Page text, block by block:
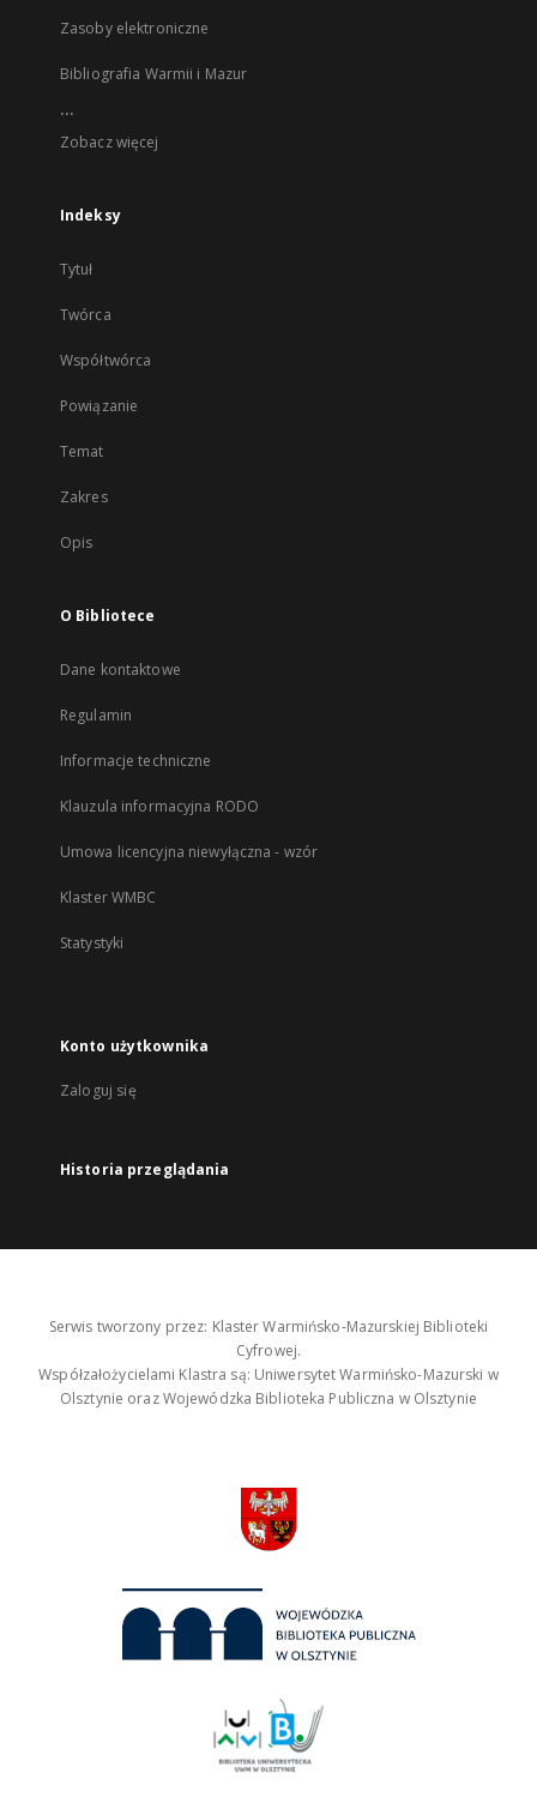
Zasoby elektroniczne
Bibliografia Warmii i Mazur
...
Zobacz więcej
Indeksy
Tytuł
Twórca
Współtwórca
Powiązanie
Temat
Zakres
Opis
O Bibliotece
Dane kontaktowe
Regulamin
Informacje techniczne
Klauzula informacyjna RODO
Umowa licencyjna niewyłączna - wzór
Klaster WMBC
Statystyki
Konto użytkownika
Zaloguj się
Historia przeglądania
Serwis tworzony przez: Klaster Warmińsko-Mazurskiej Biblioteki
Cyfrowej.
Współzałożycielami Klastra są: Uniwersytet Warmińsko-Mazurski w
Olsztynie oraz Wojewódzka Biblioteka Publiczna w Olsztynie